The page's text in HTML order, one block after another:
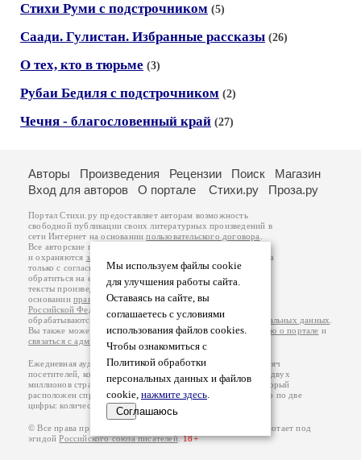
Стихи Руми с подстрочником (5)
Саади. Гулистан. Избранные рассказы (26)
О тех, кто в тюрьме (3)
Рубаи Бедиля с подстрочником (2)
Чечня - благословенный край (27)
Мы используем файлы cookie
для улучшения работы сайта.
Оставаясь на сайте, вы
соглашаетесь с условиями
использования файлов cookies.
Чтобы ознакомиться с
Политикой обработки
персональных данных и файлов
cookie, нажмите здесь.
Соглашаюсь
Авторы Произведения Рецензии Поиск
Магазин
Вход для авторов
О портале Стихи.ру Проза.ру
Портал Стихи.ру предоставляет авторам возможность
свободной публикации своих литературных произведений в
сети Интернет на основаниипользовательского договора
Все авторские права на произведения принадлежат авторам
и охраняются законом
. Перепечатка произведений возможна
только с согласия его автора, к которому вы можете
обратиться на его авторской странице. Ответственность за
тексты произведений авторы несут самостоятельно на
основанииправил публикацииизаконодательства
Российской Федерации
обрабатываются на основанииПолитики обработки персональных данных
Вы также можете посмотреть более подробнуюинформацию о портале и
связаться с администрацией
Ежедневная аудитория портала Стихи.ру – порядка 200 тысяч
посетителей, которые в общей сумме просматривают более двух
миллионов страниц по данным счетчика посещаемости, который
расположен справа от этого текста. В каждой графе указано по две
цифры: количество просмотров и количество посетителей.
© Все права принадлежат авторам, 2000-2026. Портал работает под
эгидойРоссийского союза писателей.18+